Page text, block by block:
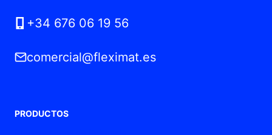
+34 676 06 19 56
comercial@fleximat.es
PRODUCTOS